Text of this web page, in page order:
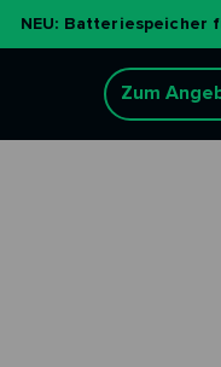
Batteriespeicher für die
Zum